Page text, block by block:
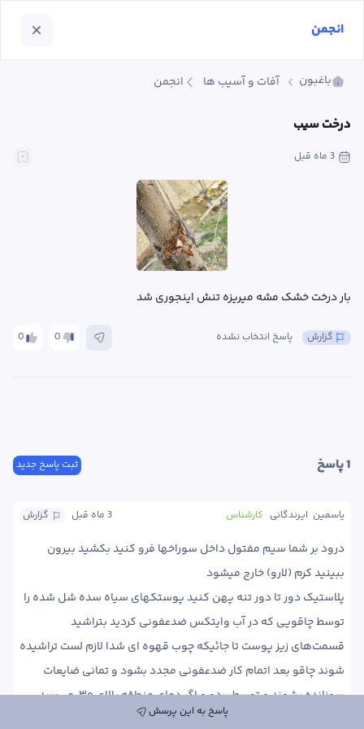
باغبون آفات و آسیب ها انجمن
درخت سیب
3 ماه قبل
بار درخت خشک مشه میریزه تنش اینجوری شد
0 0 پاسخ انتخاب نشده گزارش
ثبت پاسخ جدید 1 پاسخ
گزارش 3 ماه قبل کارشناس یاسمین  ایرندگانی
سوزانده بشوند و توسط بردو و اگر دمای منطقه بالای ۳۰  می‌رسد
پاسخ به این پرسش
انجمن